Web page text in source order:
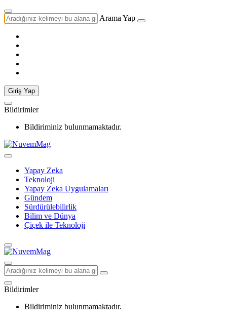
Arama Yap
Giriş Yap
Bildirimler
Bildiriminiz bulunmamaktadır.
Yapay Zeka
Teknoloji
Yapay Zeka Uygulamaları
Gündem
Sürdürülebilirlik
Bilim ve Dünya
Çiçek ile Teknoloji
Bildirimler
Bildiriminiz bulunmamaktadır.